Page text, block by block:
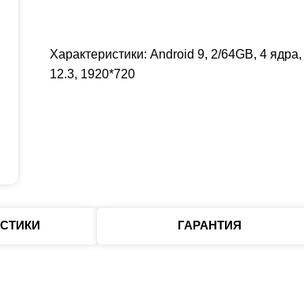
Характеристики: Android 9, 2/64GB, 4 ядра,
12.3, 1920*720
ГАРАНТИЯ